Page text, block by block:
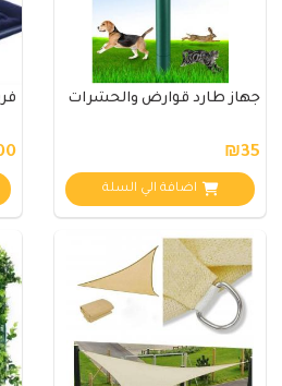
جهاز طارد قوارض والحشرات
₪35
اضافة الي السلة